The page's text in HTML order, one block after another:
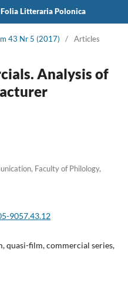
Litteraria Polonica
43 Nr 5 (2017) / Articles
Analysis of
Faculty of Philology,
9057.43.12
quasi-film, commercial series,